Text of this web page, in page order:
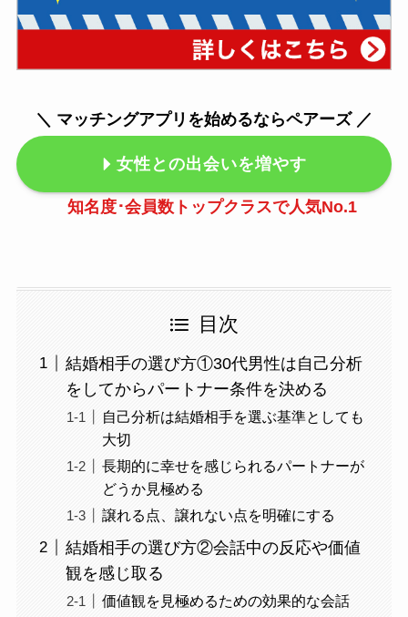
＼ マッチングアプリを始めるならペアーズ ／
女性との出会いを増やす
知名度･会員数トップクラスで人気No.1
目次
結婚相手の選び方①30代男性は自己分析
をしてからパートナー条件を決める
自己分析は結婚相手を選ぶ基準としても
大切
長期的に幸せを感じられるパートナーが
どうか見極める
譲れる点、譲れない点を明確にする
結婚相手の選び方②会話中の反応や価値
観を感じ取る
価値観を見極めるための効果的な会話